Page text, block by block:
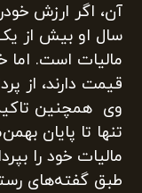
سال او بیش از یک
مالیات است. اما
قیمت دارند، از
وی همچنین
تنها تا پایان
مالیات خود را